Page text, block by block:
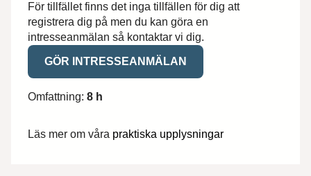
För tillfället finns det inga tillfällen för dig att
registrera dig på men du kan göra en
intresseanmälan så kontaktar vi dig.
GÖR INTRESSEANMÄLAN
Omfattning: 8 h
Läs mer om våra praktiska upplysningar